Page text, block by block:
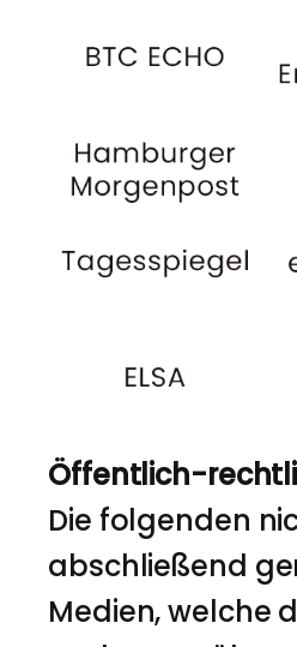
Öffentlich-
Die folgenden
abschließend
Medien, welche